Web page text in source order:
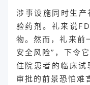
涉事设施同时生产
验药剂。礼来说
物。然而，礼来前
安全风险”，下令
住院患者的临床
审批的前景恐怕难